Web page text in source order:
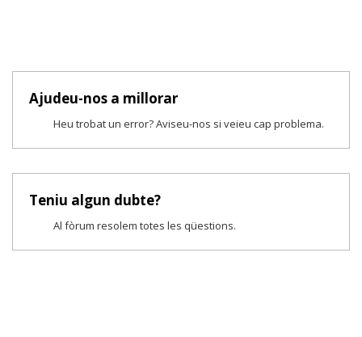
Ajudeu-nos a millorar
Heu trobat un error? Aviseu-nos si veieu cap problema.
Teniu algun dubte?
Al fòrum resolem totes les qüestions.